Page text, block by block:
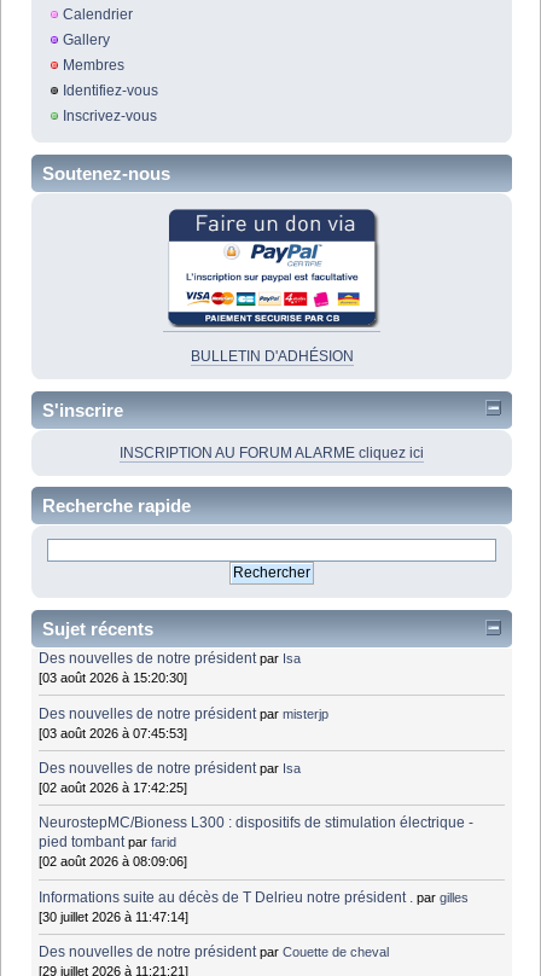
Calendrier
Gallery
Membres
Identifiez-vous
Inscrivez-vous
Soutenez-nous
BULLETIN D'ADHÉSION
S'inscrire
INSCRIPTION AU FORUM ALARME cliquez ici
Recherche rapide
Sujet récents
Des nouvelles de notre président par Isa
[03 août 2026 à 15:20:30]
Des nouvelles de notre président parmisterjp
[03 août 2026 à 07:45:53]
Des nouvelles de notre président par Isa
[02 août 2026 à 17:42:25]
NeurostepMC/Bioness L300 : dispositifs de stimulation électrique -
pied tombant parfarid
[02 août 2026 à 08:09:06]
Informations suite au décès de T Delrieu notre président . pargilles
[30 juillet 2026 à 11:47:14]
Des nouvelles de notre président parCouette de cheval
[29 juillet 2026 à 11:21:21]